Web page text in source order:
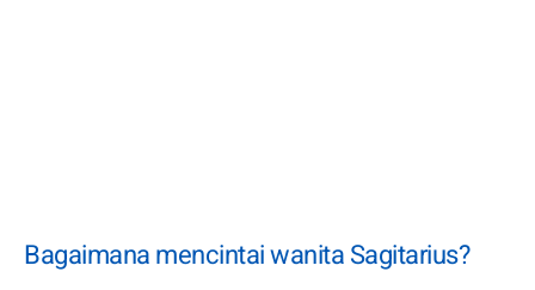
Bagaimana mencintai wanita Sagitarius?